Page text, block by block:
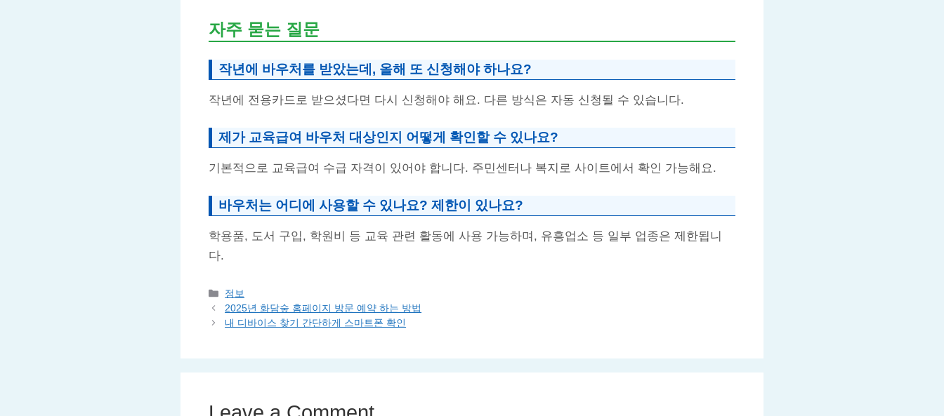
자주 묻는 질문
작년에 바우처를 받았는데, 올해 또 신청해야 하나요?
작년에 전용카드로 받으셨다면 다시 신청해야 해요. 다른 방식은 자동 신청될 수 있습니다.
제가 교육급여 바우처 대상인지 어떻게 확인할 수 있나요?
기본적으로 교육급여 수급 자격이 있어야 합니다. 주민센터나 복지로 사이트에서 확인 가능해요.
바우처는 어디에 사용할 수 있나요? 제한이 있나요?
학용품, 도서 구입, 학원비 등 교육 관련 활동에 사용 가능하며, 유흥업소 등 일부 업종은 제한됩니
다.
Categories
정보
2025년 화담숲 홈페이지 방문 예약 하는 방법
내 디바이스 찾기 간단하게 스마트폰 확인